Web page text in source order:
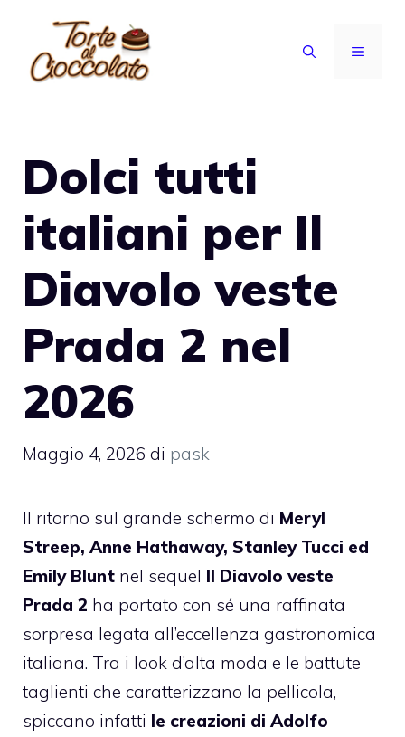
contenuto
MENU
Dolci tutti
italiani per Il
Diavolo veste
Prada 2 nel
2026
Maggio 4, 2026 di pask
Il ritorno sul grande schermo di Meryl
Streep, Anne Hathaway, Stanley Tucci ed
Emily Blunt nel sequel Il Diavolo veste
Prada 2 ha portato con sé una raffinata
sorpresa legata all’eccellenza gastronomica
italiana. Tra i look d’alta moda e le battute
taglienti che caratterizzano la pellicola,
spiccano infatti le creazioni di Adolfo